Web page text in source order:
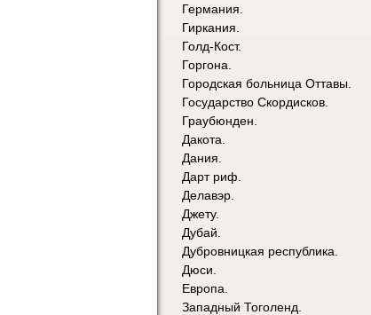
Германия.
Гиркания.
Голд-Кост.
Горгона.
Городская больница Оттавы.
Государство Скордисков.
Граубюнден.
Дакота.
Дания.
Дарт риф.
Делавэр.
Джету.
Дубай.
Дубровницкая республика.
Дюси.
Европа.
Западный Тоголенд.